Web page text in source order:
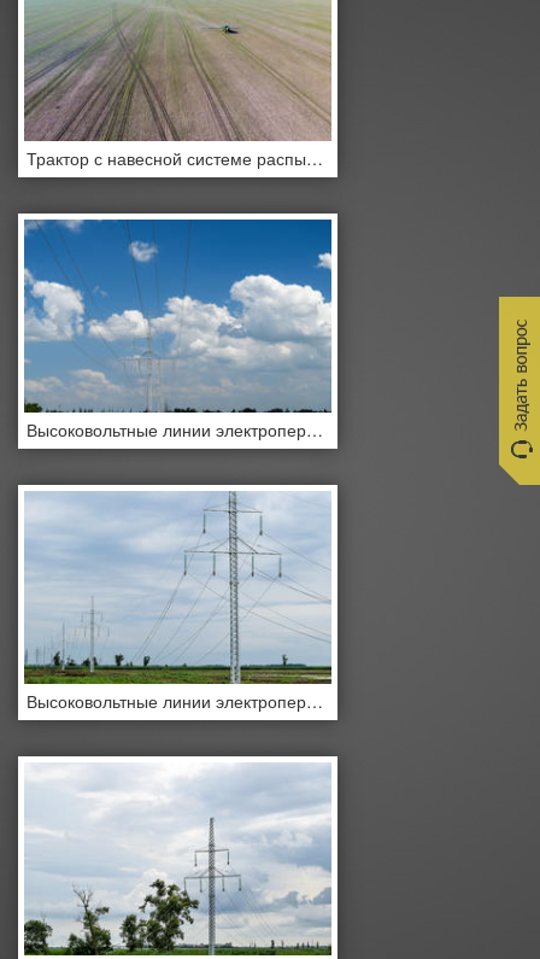
Трактор с навесной системе распыления пестицидов
Высоковольтные линии электропередач
Высоковольтные линии электропередач